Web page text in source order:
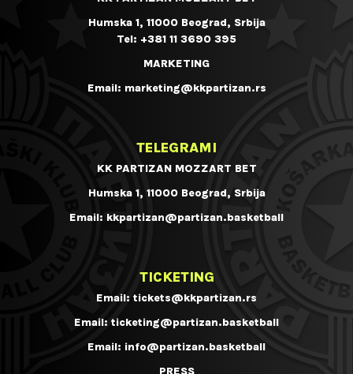
Humska 1, 11000 Beograd, Srbija
Tel: +381 11 3690 395
MARKETING
Email: marketing@kkpartizan.rs
TELEGRAMI
KK PARTIZAN MOZZART BET
Humska 1, 11000 Beograd, Srbija
Email: kkpartizan@partizan.basketball
TICKETING
Email: tickets@kkpartizan.rs
Email: ticketing@partizan.basketball
Email: info@partizan.basketball
PRESS